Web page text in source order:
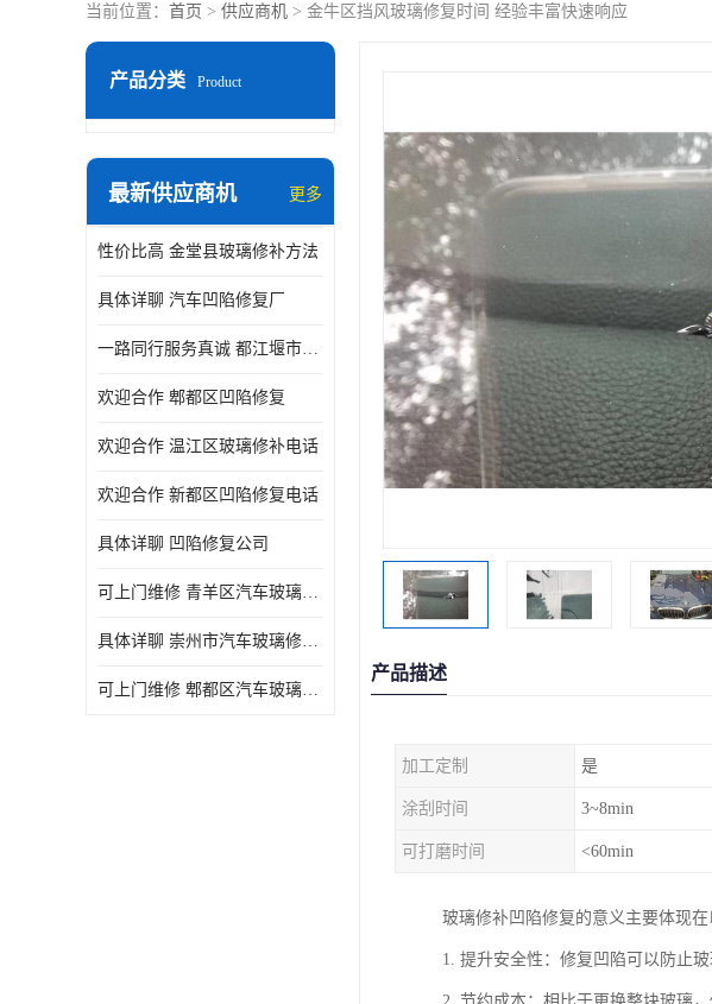
当前位置： 首页 > 供应商机 > 金牛区挡风玻璃修复时间 经验丰富快速响应
产品分类 Product
最新供应商机 更多
性价比高 金堂县玻璃修补方法
具体详聊 汽车凹陷修复厂
一路同行服务真诚 都江堰市凹陷修复厂商直供
欢迎合作 郫都区凹陷修复
欢迎合作 温江区玻璃修补电话
欢迎合作 新都区凹陷修复电话
具体详聊 凹陷修复公司
可上门维修 青羊区汽车玻璃修补公司
具体详聊 崇州市汽车玻璃修补厂家
可上门维修 郫都区汽车玻璃修补电话
产品描述
加工定制 是
涂刮时间 3~8min
可打磨时间 <60min
玻璃修补凹陷修复的意义主要体现在
1. 提升安全性：修复凹陷可以防止